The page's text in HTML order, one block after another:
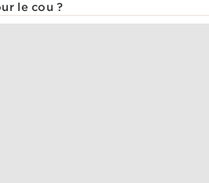
le cou ?